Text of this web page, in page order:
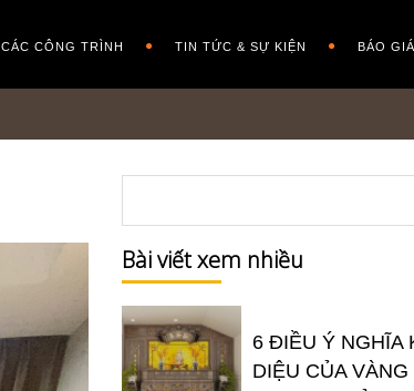
CÁC CÔNG TRÌNH TIN TỨC & SỰ KIỆN BÁO GIÁ
Bài viết xem nhiều
6 ĐIỀU Ý NGHĨA
DIỆU CỦA VÀNG